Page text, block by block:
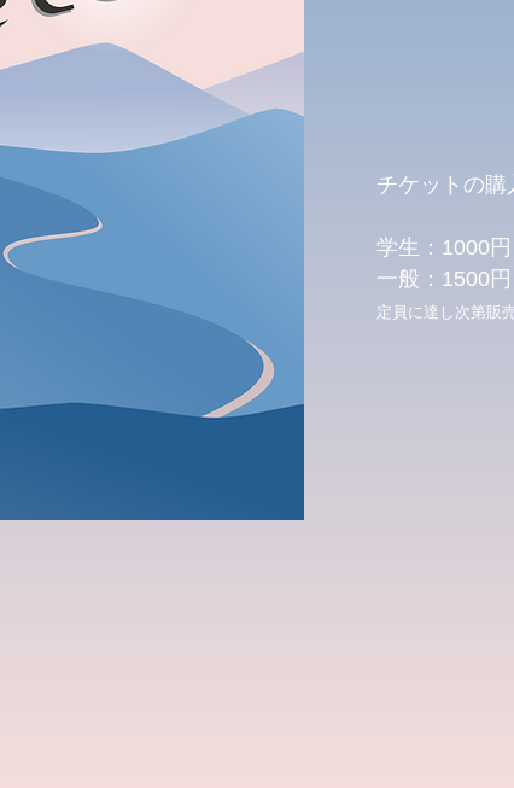
チケットの購
学生：1000円
一般：1500円
定員に達し次第販